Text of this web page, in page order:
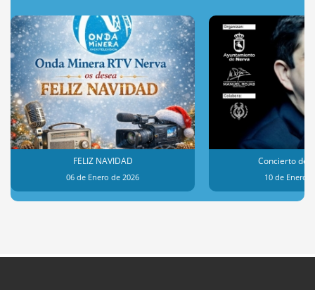
FELIZ NAVIDAD
06 de Enero de 2026
Concierto de
10 de Enero